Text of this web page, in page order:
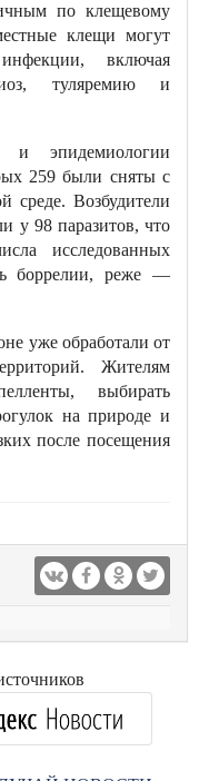
по клещевому
клещи могут
включая
туляремию и
и эпидемиологии
259 были сняты с
среде. Возбудители
у 98 паразитов, что
исследованных
боррелии, реже —
уже обработали от
Жителям
выбирать
на природе и
после посещения